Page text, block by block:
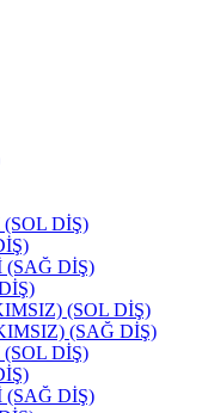
DİŞ)
(SAĞ DİŞ)
(SOL DİŞ)
(SAĞ DİŞ)
DİŞ)
(SAĞ DİŞ)